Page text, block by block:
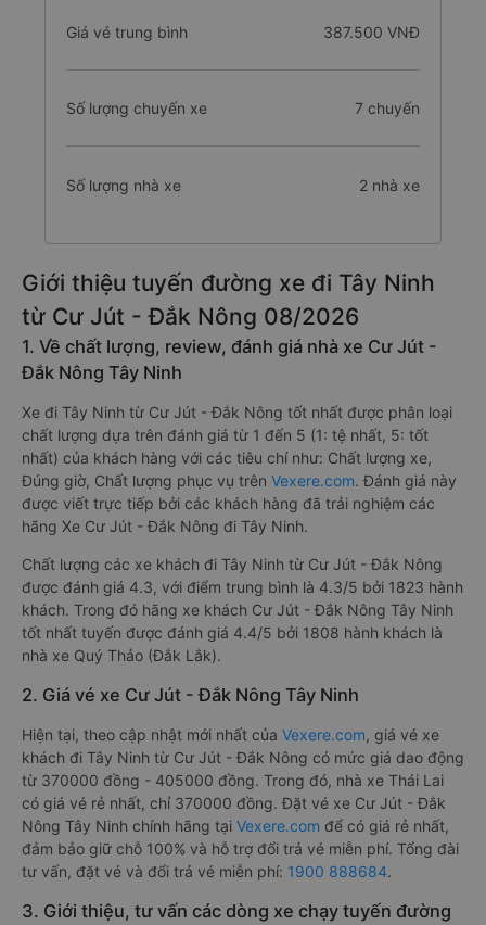
Giá vé trung bình 387.500 VNĐ
Số lượng chuyến xe 7 chuyến
Số lượng nhà xe 2 nhà xe
Giới thiệu tuyến đường xe đi Tây Ninh
từ Cư Jút - Đắk Nông 08/2026
1. Về chất lượng, review, đánh giá nhà xe Cư Jút -
Đắk Nông Tây Ninh
Xe đi Tây Ninh từ Cư Jút - Đắk Nông tốt nhất được phân loại
chất lượng dựa trên đánh giá từ 1 đến 5 (1: tệ nhất, 5: tốt
nhất) của khách hàng với các tiêu chí như: Chất lượng xe,
Đúng giờ, Chất lượng phục vụ trên Vexere.com. Đánh giá này
được viết trực tiếp bởi các khách hàng đã trải nghiệm các
hãng Xe Cư Jút - Đắk Nông đi Tây Ninh.
Chất lượng các xe khách đi Tây Ninh từ Cư Jút - Đắk Nông
được đánh giá 4.3, với điểm trung bình là 4.3/5 bởi 1823 hành
khách. Trong đó hãng xe khách Cư Jút - Đắk Nông Tây Ninh
tốt nhất tuyến được đánh giá 4.4/5 bởi 1808 hành khách là
nhà xe Quý Thảo (Đắk Lắk).
2. Giá vé xe Cư Jút - Đắk Nông Tây Ninh
Hiện tại, theo cập nhật mới nhất của Vexere.com, giá vé xe
khách đi Tây Ninh từ Cư Jút - Đắk Nông có mức giá dao động
từ 370000 đồng - 405000 đồng. Trong đó, nhà xe Thái Lai
có giá vé rẻ nhất, chỉ 370000 đồng. Đặt vé xe Cư Jút - Đắk
Nông Tây Ninh chính hãng tại Vexere.com để có giá rẻ nhất,
đảm bảo giữ chỗ 100% và hỗ trợ đổi trả vé miễn phí. Tổng đài
tư vấn, đặt vé và đổi trả vé miễn phí: 1900 888684.
3. Giới thiệu, tư vấn các dòng xe chạy tuyến đường